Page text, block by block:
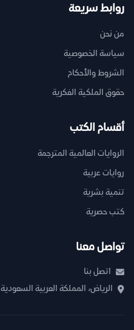
روابط سريعة
من نحن
سياسة الخصوصية
الشروط والأحكام
حقوق الملكية الفكرية
أقسام الكتب
الروايات العالمية المترجمة
روايات عربية
تنمية بشرية
كتب حصرية
تواصل معنا
اتصل بنا
الرياض، المملكة العربية السعودية